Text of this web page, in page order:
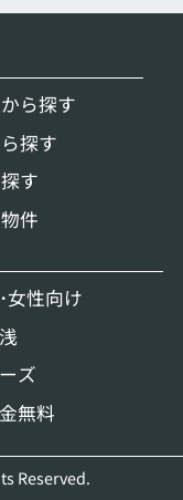
ら探す
探す
す
件
女性向け
ズ
無料
Reserved.